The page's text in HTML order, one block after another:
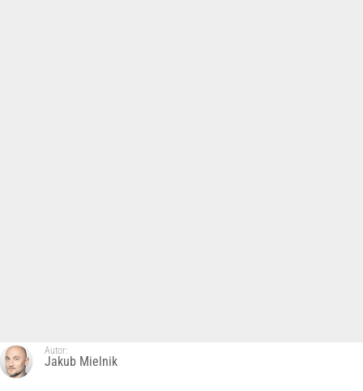
Autor:
Jakub Mielnik